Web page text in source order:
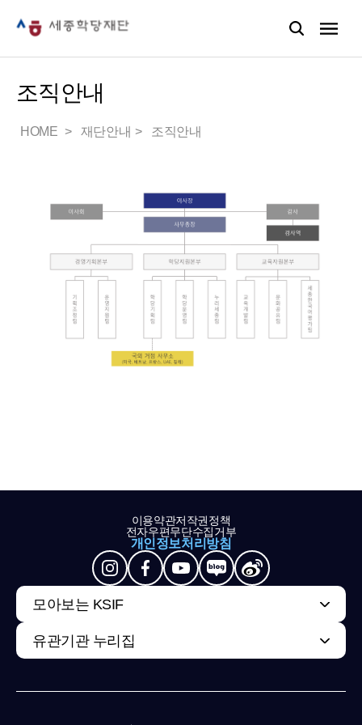
조직안내
HOME 재단안내 조직안내
이용약관저작권정책
전자우편무단수집거부
개인정보처리방침
모아보는 KSIF
유관기관 누리집